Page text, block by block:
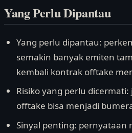
Yang Perlu Dipantau
Yang perlu dipantau:
semakin banyak emiten
kembali kontrak offtake
Risiko yang perlu
offtake bisa menjadi
Sinyal penting: pernyataan